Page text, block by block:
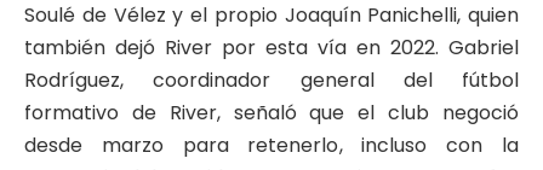
Soulé de Vélez y el propio Joaquín Panichelli, quien
también dejó River por esta vía en 2022. Gabriel
Rodríguez, coordinador general del fútbol
formativo de River, señaló que el club negoció
desde marzo para retenerlo, incluso con la